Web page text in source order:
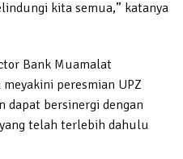
kita semua,” katanya
Bank Muamalat
peresmian UPZ
dapat bersinergi dengan
telah terlebih dahulu